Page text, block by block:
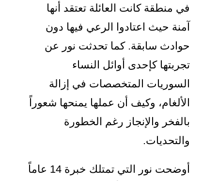
في منطقة كانت العائلة تعتقد أنها
آمنة حيث اعتادوا الرعي فيها دون
حوادث سابقة. كما تحدثت نور عن
تجربتها كإحدى أوائل النساء
السوريات المتخصصات في إزالة
الألغام، وكيف أن عملها يمنحها شعوراً
بالفخر والإنجاز رغم الخطورة
والتحديات.
أوضحت نور التي تمتلك خبرة 14 عاماً